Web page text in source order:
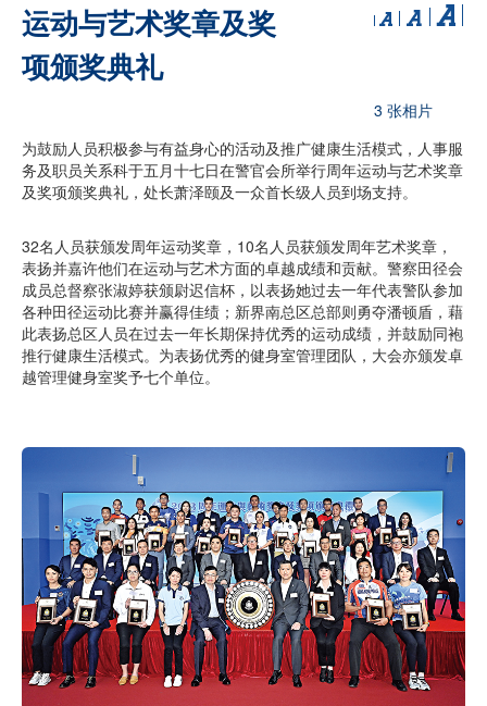
运动与艺术奖章及奖
项颁奖典礼
3 张相片
为鼓励人员积极参与有益身心的活动及推广健康生活模式，人事服
务及职员关系科于五月十七日在警官会所举行周年运动与艺术奖章
及奖项颁奖典礼，处长萧泽颐及一众首长级人员到场支持。
32名人员获颁发周年运动奖章，10名人员获颁发周年艺术奖章，
表扬并嘉许他们在运动与艺术方面的卓越成绩和贡献。警察田径会
成员总督察张淑婷获颁尉迟信杯，以表扬她过去一年代表警队参加
各种田径运动比赛并赢得佳绩；新界南总区总部则勇夺潘顿盾，藉
此表扬总区人员在过去一年长期保持优秀的运动成绩，并鼓励同袍
推行健康生活模式。为表扬优秀的健身室管理团队，大会亦颁发卓
越管理健身室奖予七个单位。